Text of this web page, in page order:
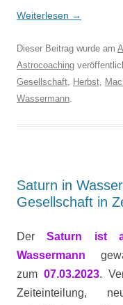
Weiterlesen →
Dieser Beitrag wurde am
Astrocoaching
Gesellschaft, Herbst,
Wassermann.
Saturn in
Gesellschaft in
DerSaturn ist
Wassermann
zum07.03.2023.
Zeiteinteilung,